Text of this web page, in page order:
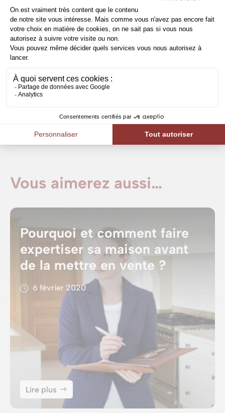
meilleure garantie de trouver le bien qui vous
convient .Contactez-nous via le formulaire en
lignepour nous faire part de vos critères de
recherche.
Vous aimerez aussi…
Pourquoi et comment faire
expertiser sa maison avant
de la mettre en vente ?
6 février 2020
Lire plus